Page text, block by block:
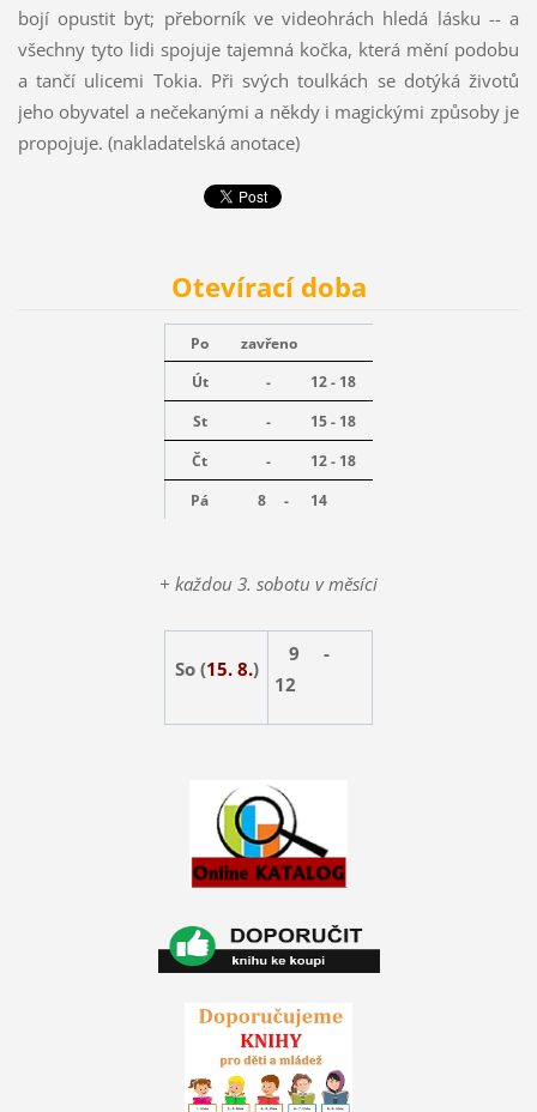
bojí opustit byt; přeborník ve videohrách hledá lásku -- a
všechny tyto lidi spojuje tajemná kočka, která mění podobu
a tančí ulicemi Tokia. Při svých toulkách se dotýká životů
jeho obyvatel a nečekanými a někdy i magickými způsoby je
propojuje. (nakladatelská anotace)
Otevírací doba
Po
zavřeno
Út
-
12 - 18
St
-
15 - 18
Čt
-
12 - 18
Pá
8 - 14
+ každou 3. sobotu v měsíci
So (15. 8.)
9 -
12